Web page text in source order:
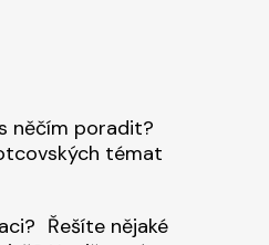
něčím poradit?
témat
Řešíte nějaké